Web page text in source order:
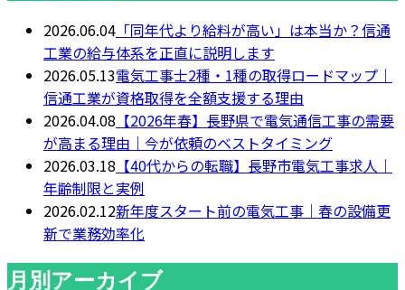
2026.06.04 「同年代より給料が高い」は本当か？信通
工業の給与体系を正直に説明します
2026.05.13電気工事士2種・1種の取得ロードマップ｜
信通工業が資格取得を全額支援する理由
2026.04.08 【2026年春】長野県で電気通信工事の需要
が高まる理由｜今が依頼のベストタイミング
2026.03.18 【40代からの転職】長野市電気工事求人｜
年齢制限と実例
2026.02.12新年度スタート前の電気工事｜春の設備更
新で業務効率化
月別アーカイブ